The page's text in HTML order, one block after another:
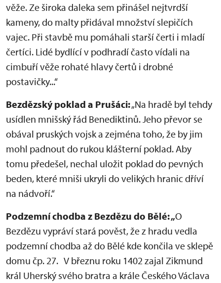
věže. Ze široka daleka sem přinášel nejtvrdší
kameny, do malty přidával množství slepičích
vajec. Při stavbě mu pomáhali starší čerti i mladí
čertíci. Lidé bydlící v podhradí často vídali na
cimbuří věže rohaté hlavy čertů i drobné
postavičky...“
Bezdězský poklad a Prušáci:„Na hradě byl tehdy
usídlen mnišský řád Benediktinů. Jeho převor se
obával pruských vojsk a zejména toho, že by jim
mohl padnout do rukou klášterní poklad. Aby
tomu předešel, nechal uložit poklad do pevných
beden, které mniši ukryli do velikých hranic dříví
na nádvoří.“
Podzemní chodba z Bezdězu do Bělé: „O
Bezdězu vypráví stará pověst, že z hradu vedla
podzemní chodba až do Bělé kde končila ve sklepě
domu čp. 27. V březnu roku 1402 zajal Zikmund
král Uherský svého bratra a krále Českého Václava